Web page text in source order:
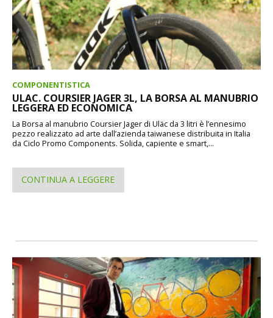
COMPONENTISTICA
ULAC. COURSIER JAGER 3L, LA BORSA AL MANUBRIO
LEGGERA ED ECONOMICA
La Borsa al manubrio Coursier Jager di Uläc da 3 litri è l’ennesimo
pezzo realizzato ad arte dall’azienda taiwanese distribuita in Italia
da Ciclo Promo Components. Solida, capiente e smart,...
CONTINUA A LEGGERE